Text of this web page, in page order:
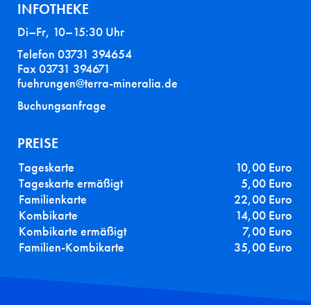
INFOTHEKE
Di–Fr, 10–15:30 Uhr
Telefon 03731 394654
Fax 03731 394671
fuehrungen@terra-mineralia.de
Buchungsanfrage
PREISE
Tageskarte
10,00 Euro
Tageskarte ermäßigt
5,00 Euro
Familienkarte
22,00 Euro
Kombikarte
14,00 Euro
Kombikarte ermäßigt
7,00 Euro
Familien-Kombikarte
35,00 Euro